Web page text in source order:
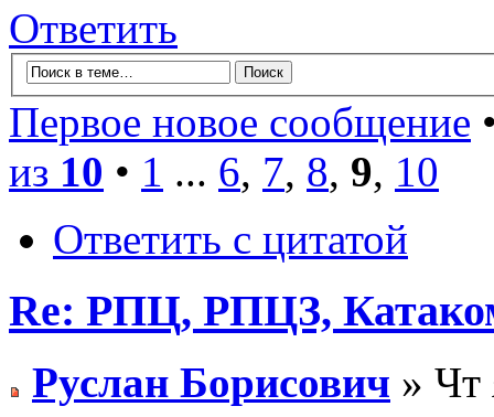
Ответить
Первое новое сообщение
из 10 • 1 ... 6, 7, 8, 9, 10
Ответить с цитатой
Re: РПЦ, РПЦЗ,
Руслан Борисович » Чт